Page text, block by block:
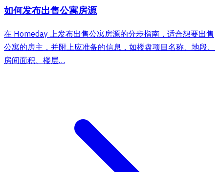
如何发布出售公寓房源
在 Homeday 上发布出售公寓房源的分步指南，适合想要出售
公寓的房主，并附上应准备的信息，如楼盘项目名称、地段、
房间面积、楼层…